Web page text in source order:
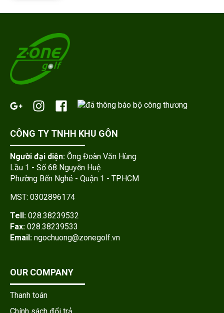
CÔNG TY TNHH KHU GÔN
Người đại diện: Ông Đoàn Văn Hùng
Lầu 1 - Số 68 Nguyễn Huệ
Phường Bến Nghé - Quận 1 - TPHCM
MST: 0302896174
Tell: 028.38239532
Fax: 028.38239533
Email: ngochuong@zonegolf.vn
OUR COMPANY
Thanh toán
Chính sách đổi trả